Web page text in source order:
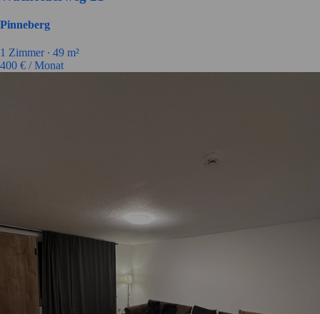
Pinneberg
1 Zimmer ∙ 49 m²
400 € / Monat